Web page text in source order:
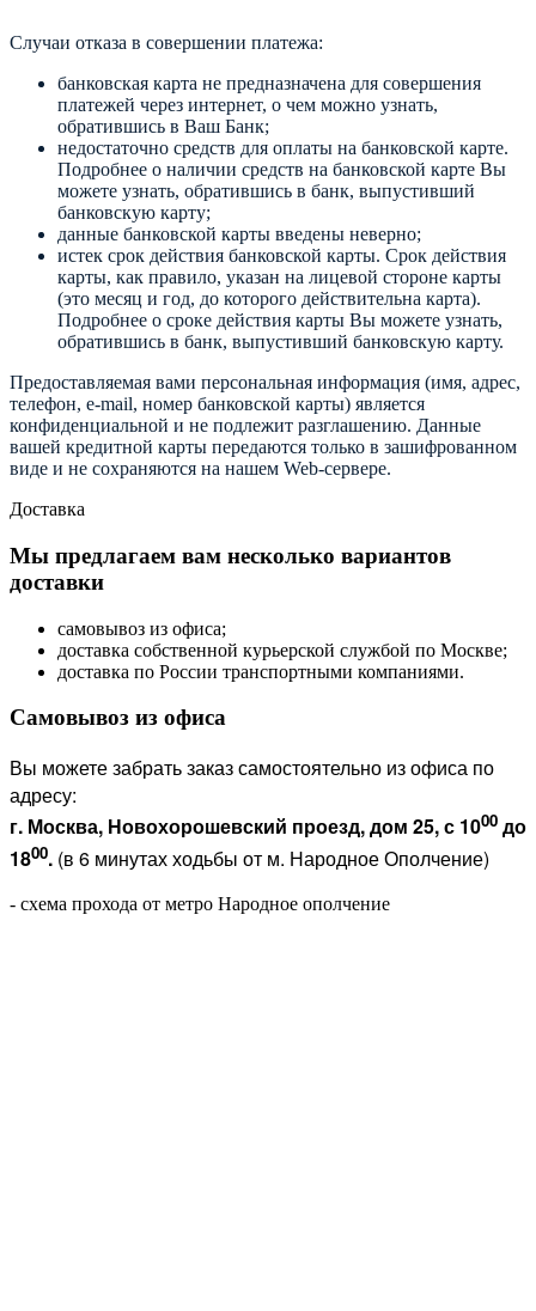
Случаи отказа в совершении платежа:
банковская карта не предназначена для совершения
платежей через интернет, о чем можно узнать,
обратившись в Ваш Банк;
недостаточно средств для оплаты на банковской карте.
Подробнее о наличии средств на банковской карте Вы
можете узнать, обратившись в банк, выпустивший
банковскую карту;
данные банковской карты введены неверно;
истек срок действия банковской карты. Срок действия
карты, как правило, указан на лицевой стороне карты
(это месяц и год, до которого действительна карта).
Подробнее о сроке действия карты Вы можете узнать,
обратившись в банк, выпустивший банковскую карту.
Предоставляемая вами персональная информация (имя, адрес,
телефон, e-mail, номер банковской карты) является
конфиденциальной и не подлежит разглашению. Данные
вашей кредитной карты передаются только в зашифрованном
виде и не сохраняются на нашем Web-сервере.
Доставка
Мы предлагаем вам несколько вариантов
доставки
самовывоз из офиса;
доставка собственной курьерской службой по Москве;
доставка по России транспортными компаниями.
Самовывоз из офиса
Вы можете забрать заказ самостоятельно из офиса по
адресу:
г. Москва, Новохорошевский проезд, дом 25, с 1000 до
1800. (в 6 минутах ходьбы от м. Народное Ополчение)
- схема прохода от метро Народное ополчение